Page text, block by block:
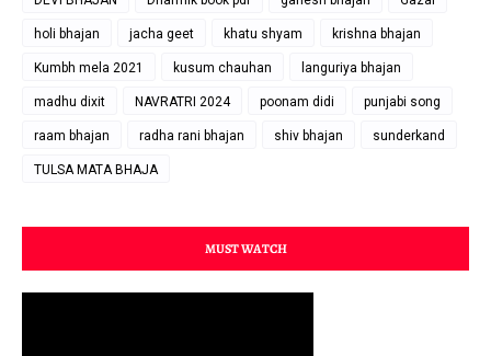
holi bhajan jacha geet khatu shyam krishna bhajan
Kumbh mela 2021 kusum chauhan languriya bhajan
madhu dixit NAVRATRI 2024 poonam didi punjabi song
raam bhajan radha rani bhajan shiv bhajan sunderkand
TULSA MATA BHAJA
MUST WATCH